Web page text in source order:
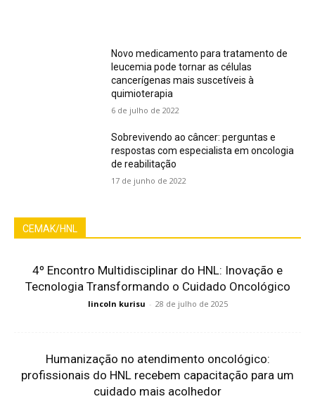
Novo medicamento para tratamento de
leucemia pode tornar as células
cancerígenas mais suscetíveis à
quimioterapia
6 de julho de 2022
Sobrevivendo ao câncer: perguntas e
respostas com especialista em oncologia
de reabilitação
17 de junho de 2022
CEMAK/HNL
4º Encontro Multidisciplinar do HNL: Inovação e
Tecnologia Transformando o Cuidado Oncológico
lincoln kurisu - 28 de julho de 2025
Humanização no atendimento oncológico:
profissionais do HNL recebem capacitação para um
cuidado mais acolhedor